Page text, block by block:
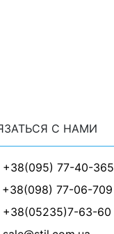
С НАМИ
+38(095) 77-40-365
+38(098) 77-06-709
+38(05235)7-63-60